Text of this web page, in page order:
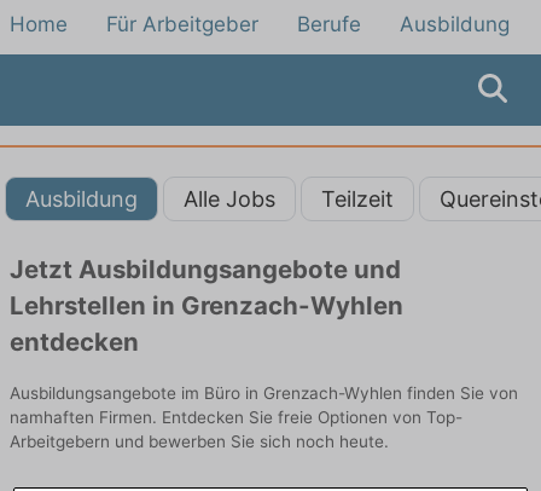
Home Für Arbeitgeber Berufe Ausbildung
Ausbildung Alle Jobs Teilzeit
Jetzt Ausbildungsangebote und
Lehrstellen in Grenzach-Wyhlen
entdecken
Ausbildungsangebote im Büro in Grenzach-Wyhlen finden Sie von
namhaften Firmen. Entdecken Sie freie Optionen von Top-
Arbeitgebern und bewerben Sie sich noch heute.